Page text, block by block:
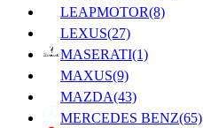
LEAPMOTOR(8)
LEXUS(27)
MASERATI(1)
MAXUS(9)
MAZDA(43)
MERCEDES BENZ(65)